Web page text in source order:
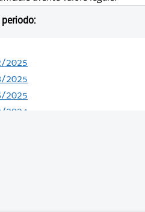
2025
2025
2025
2024
2022